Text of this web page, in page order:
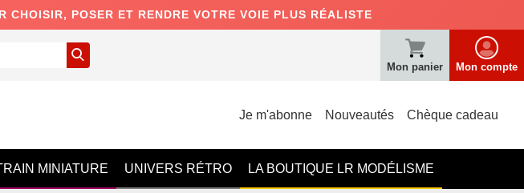
POSER ET RENDRE VOTRE VOIE PLUS RÉALISTE
Mon panier Mon compte
Je m'abonne Nouveautés Chèque cadeau
MINIATURE UNIVERS RÉTRO LA BOUTIQUE LR MODÉLISME